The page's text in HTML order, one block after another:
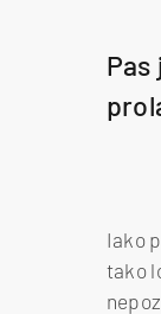
Iako
tako